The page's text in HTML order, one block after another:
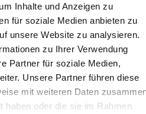
Inhalte und Anzeigen zu
für soziale Medien anbieten zu
unsere Website zu analysieren.
zu Ihrer Verwendung
Partner für soziale Medien,
Unsere Partner führen diese
mit weiteren Daten
haben oder die sie im Rahmen
Kostenkalkulationen,
Marktpreisbewertungen .
dafür keine eigene
erhalten dennoch eine
Beurteilung. Full-Service-
Transparenz nicht nur ein
wirklich